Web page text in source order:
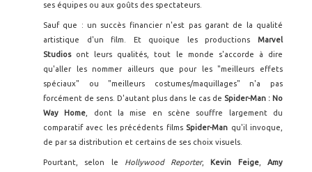
ses équipes ou aux goûts des spectateurs.
Sauf que : un succès financier n'est pas garant de la qualité
artistique d'un film. Et quoique les productions Marvel
Studios ont leurs qualités, tout le monde s'accorde à dire
qu'aller les nommer ailleurs que pour les "meilleurs effets
spéciaux" ou "meilleurs costumes/maquillages" n'a pas
forcément de sens. D'autant plus dans le cas de Spider-Man : No
Way Home , dont la mise en scène souffre largement du
comparatif avec les précédents films Spider-Man qu'il invoque,
de par sa distribution et certains de ses choix visuels.
Pourtant, selon le Hollywood Reporter, Kevin Feige,Amy